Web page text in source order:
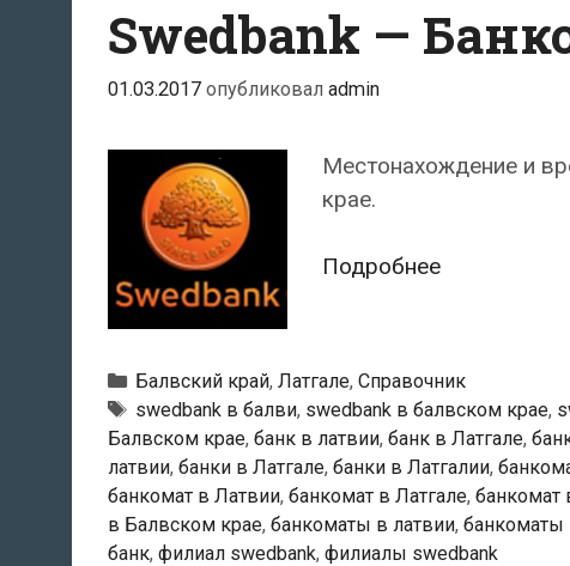
Swedbank —
01.03.2017 опубликовал admin
Местонахождение и
крае.
ПодробнееSwedbank
Балви
Рубрики
Балвский край, Латгале, Справочник
Тэги
swedbank в балви, swedbank в балвском крае,
Балвском крае, банк в латвии, банк в Латгале,
латвии, банки в Латгале, банки в Латгалии,
банкомат в Латвии, банкомат в Латгале, банкомат
в Балвском крае, банкоматы в латвии, банкоматы
банк, филиал swedbank, филиалы swedbank